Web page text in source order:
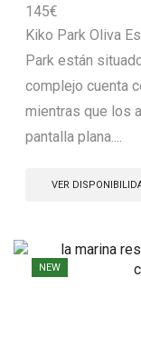
145€
Kiko Park Oliva
Park están
complejo cuenta
mientras que los
pantalla plana....
VER
NEW